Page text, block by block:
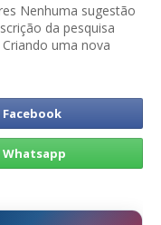
Nenhuma sugestão
da pesquisa
uma nova